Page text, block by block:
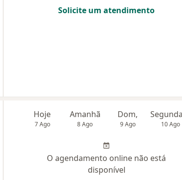
Solicite um atendimento
Hoje
7 Ago
Amanhã
8 Ago
Dom,
9 Ago 10 Ago
O agendamento online não está
disponível